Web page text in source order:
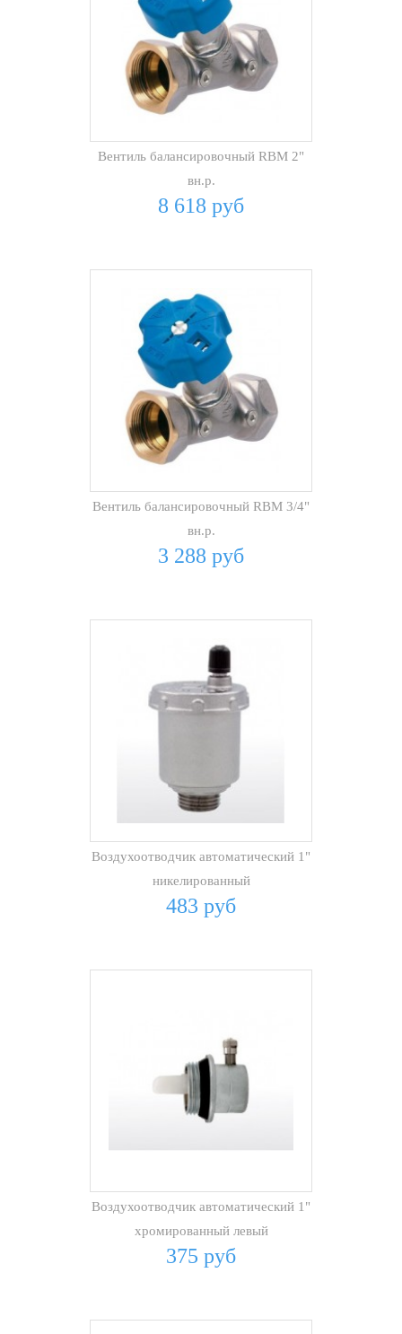
Вентиль балансировочный RBM 2"
вн.р.
8 618 руб
Вентиль балансировочный RBM 3/4"
вн.р.
3 288 руб
Воздухоотводчик автоматический 1"
никелированный
483 руб
Воздухоотводчик автоматический 1"
хромированный левый
375 руб